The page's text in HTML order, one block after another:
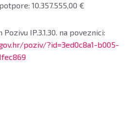
10.357.555,00 €
IP.3.1.30. na poveznici:
poziv/?id=3ed0c8a1-b005-